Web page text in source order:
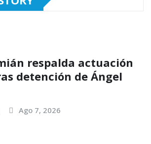
respalda actuación
detención de Ángel
Ago 7, 2026